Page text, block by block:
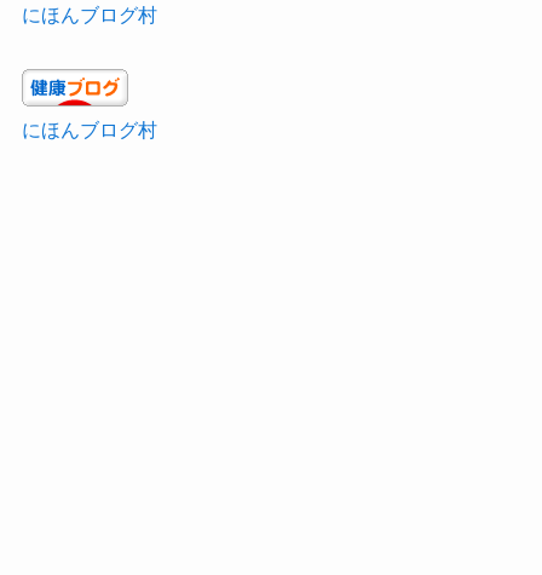
にほんブログ村
にほんブログ村